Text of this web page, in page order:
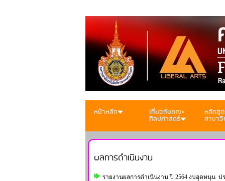
หน้าหลัก เกี่ยวกับคณะ
ศิลปศาสตร์
หลักสูต
สาขา
ผลการดำเนินงาน
รายงานผลการดำเนินงาน ปี 2564 งบอุดหนุน ป